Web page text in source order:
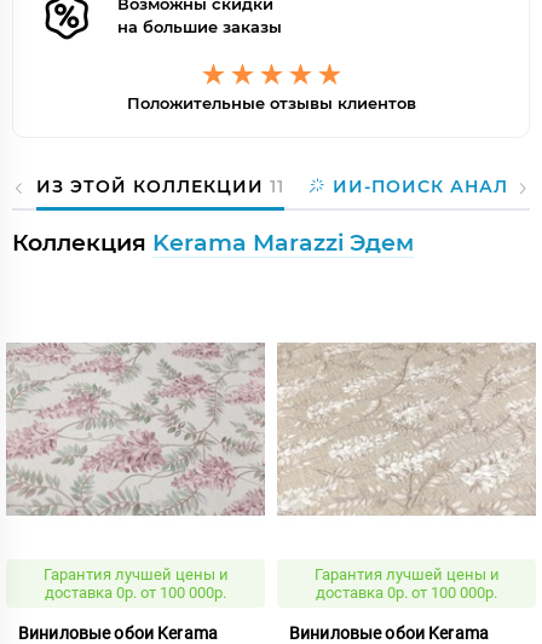
Возможны скидки
на большие заказы
Положительные отзывы клиентов
ИЗ ЭТОЙ КОЛЛЕКЦИИ 11 ИИ-ПОИСК
Коллекция Kerama Marazzi Эдем
Гарантия лучшей цены и
доставка 0р. от 100 000р.
Виниловые обои Kerama
Гарантия лучшей цены и
доставка 0р. от 100 000р.
Виниловые обои Kerama